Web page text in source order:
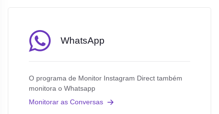
WhatsApp
O programa de Monitor Instagram Direct também
monitora o Whatsapp
Monitorar as Conversas